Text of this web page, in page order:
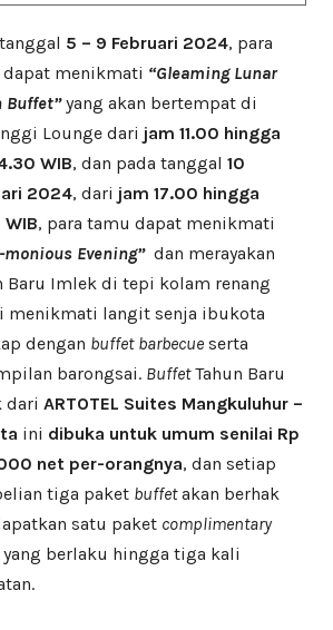
5 – 9 Februari 2024, para
menikmati “Gleaming Lunar
Buffet”yang akan bertempat di
Lounge dari jam 11.00 hingga
WIB, dan pada tanggal 10
2024, dari jam 17.00 hingga
WIB, para tamu dapat menikmati
monious Evening” dan merayakan
Baru Imlek di tepi kolam renang
menikmati langit senja ibukota
dengan buffet barbecue serta
barongsai. BuffetTahun Baru
dari ARTOTEL Suites Mangkuluhur –
ini dibuka untuk umum senilai Rp
net per-orangnya, dan setiap
tiga paket buffetakan berhak
satu paket complimentary
yang berlaku hingga tiga kali